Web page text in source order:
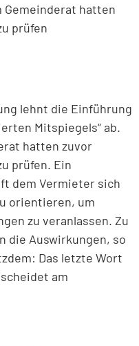
Gemeinderat hatten
prüfen
lehnt die Einführung
Mitspiegels“ ab.
hatten zuvor
prüfen. Ein
dem Vermieter sich
orientieren, um
zu veranlassen. Zu
die Auswirkungen, so
Das letzte Wort
am